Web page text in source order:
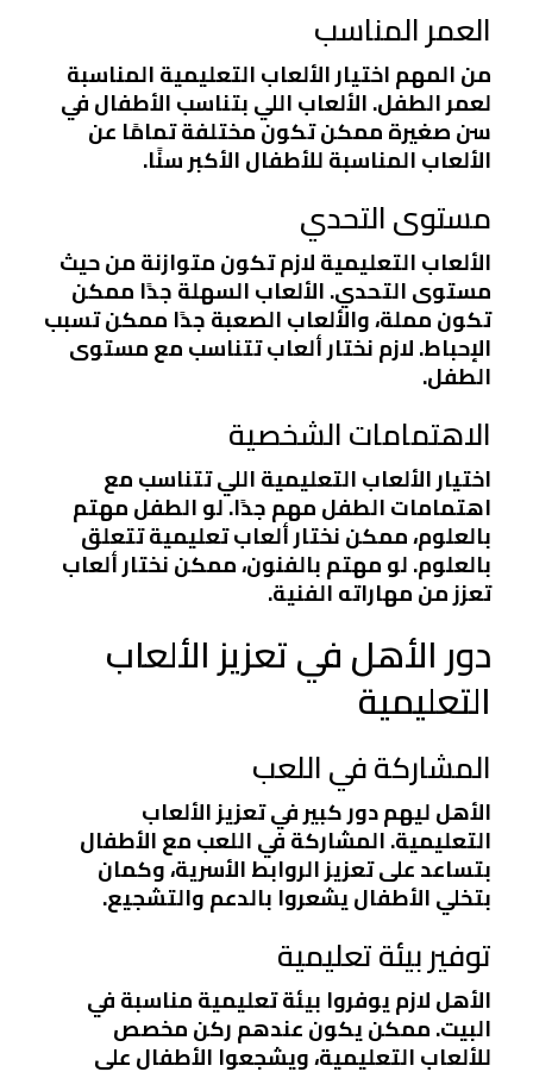
العمر المناسب
من المهم اختيار الألعاب التعليمية المناسبة
لعمر الطفل. الألعاب اللي بتناسب الأطفال في
سن صغيرة ممكن تكون مختلفة تمامًا عن
الألعاب المناسبة للأطفال الأكبر سنًا.
مستوى التحدي
الألعاب التعليمية لازم تكون متوازنة من حيث
مستوى التحدي. الألعاب السهلة جدًا ممكن
تكون مملة، والألعاب الصعبة جدًا ممكن تسبب
الإحباط. لازم نختار ألعاب تتناسب مع مستوى
الطفل.
الاهتمامات الشخصية
اختيار الألعاب التعليمية اللي تتناسب مع
اهتمامات الطفل مهم جدًا. لو الطفل مهتم
بالعلوم، ممكن نختار ألعاب تعليمية تتعلق
بالعلوم. لو مهتم بالفنون، ممكن نختار ألعاب
تعزز من مهاراته الفنية.
دور الأهل في تعزيز الألعاب
التعليمية
المشاركة في اللعب
الأهل ليهم دور كبير في تعزيز الألعاب
التعليمية. المشاركة في اللعب مع الأطفال
بتساعد على تعزيز الروابط الأسرية، وكمان
بتخلي الأطفال يشعروا بالدعم والتشجيع.
توفير بيئة تعليمية
الأهل لازم يوفروا بيئة تعليمية مناسبة في
البيت. ممكن يكون عندهم ركن مخصص
للألعاب التعليمية، ويشجعوا الأطفال على